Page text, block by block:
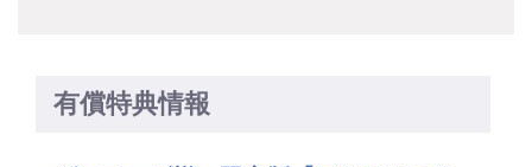
有償特典情報